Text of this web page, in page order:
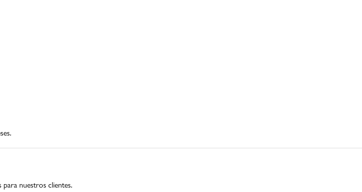
para nuestros clientes.